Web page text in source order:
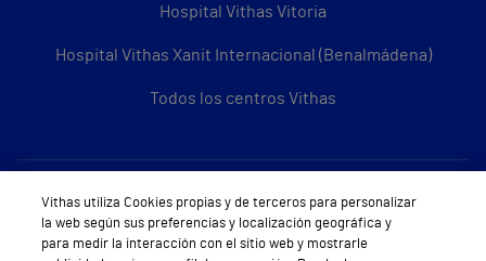
Hospital Vithas Vitoria
Hospital Vithas Xanit Internacional (Benalmádena)
Todos los centros Vithas
Sobre Vithas
Quiénes somos
Vithas utiliza Cookies propias y de terceros para personalizar
la web según sus preferencias y localización geográfica y
para medir la interacción con el sitio web y mostrarle